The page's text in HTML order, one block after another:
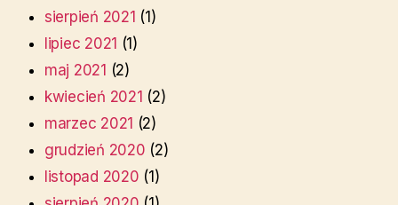
sierpień 2021 (1)
lipiec 2021 (1)
maj 2021 (2)
kwiecień 2021 (2)
marzec 2021 (2)
grudzień 2020 (2)
listopad 2020 (1)